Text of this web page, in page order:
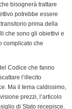
bisognerà trattare
potrebbe essere
prima della
che sono gli obiettivi e
complicato che
Codice che fanno
l’illecito
Ma il tema caldissimo,
prezzi, l’articolo
di Stato recepisce,